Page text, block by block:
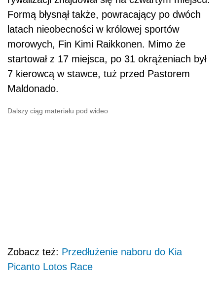
Formą błysnął także, powracający po dwóch
latach nieobecności w królowej sportów
morowych, Fin Kimi Raikkonen. Mimo że
startował z 17 miejsca, po 31 okrążeniach był
7 kierowcą w stawce, tuż przed Pastorem
Maldonado.
Dalszy ciąg materiału pod wideo
Zobacz też: Przedłużenie naboru do Kia
Picanto Lotos Race